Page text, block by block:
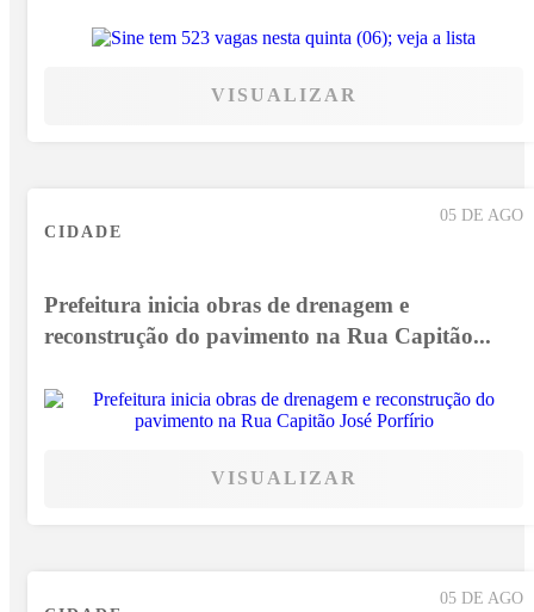
VISUALIZAR
05 DE AGO
CIDADE
Prefeitura inicia obras de drenagem e
reconstrução do pavimento na Rua Capitão...
VISUALIZAR
05 DE AGO